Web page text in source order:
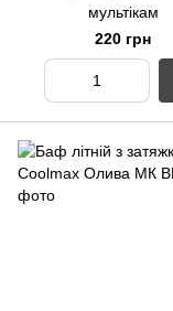
мультікам
220 грн